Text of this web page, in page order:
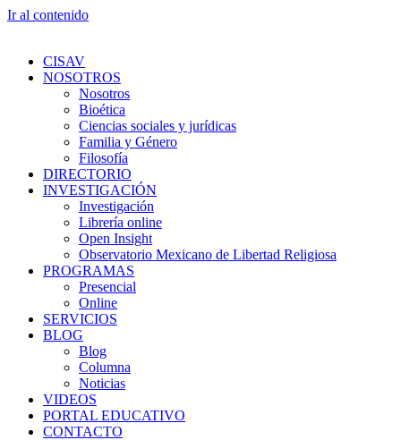
Ir al contenido
CISAV
NOSOTROS
Nosotros
Bioética
Ciencias sociales y jurídicas
Familia y Género
Filosofía
DIRECTORIO
INVESTIGACIÓN
Investigación
Librería online
Open Insight
Observatorio Mexicano de Libertad Religiosa
PROGRAMAS
Presencial
Online
SERVICIOS
BLOG
Blog
Columna
Noticias
VIDEOS
PORTAL EDUCATIVO
CONTACTO